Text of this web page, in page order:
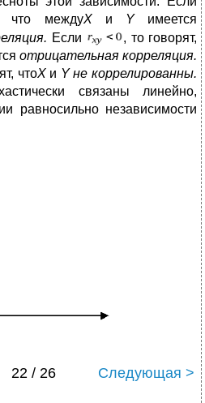
что междуXи Y
имеется
Если
, то говорят,
отрицательная корреляция.
чтоXи Yне коррелированны.
связаны линейно,
равносильно независимости
22 / 26 Следующая >